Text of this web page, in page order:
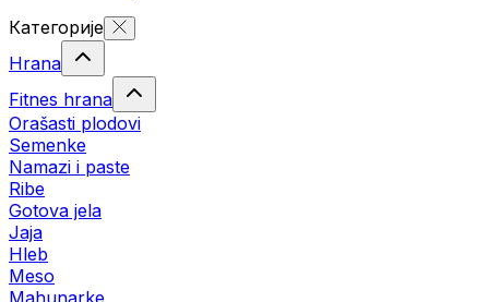
Категорије
Hrana
Fitnes hrana
Orašasti plodovi
Semenke
Namazi i paste
Ribe
Gotova jela
Јаја
Hleb
Meso